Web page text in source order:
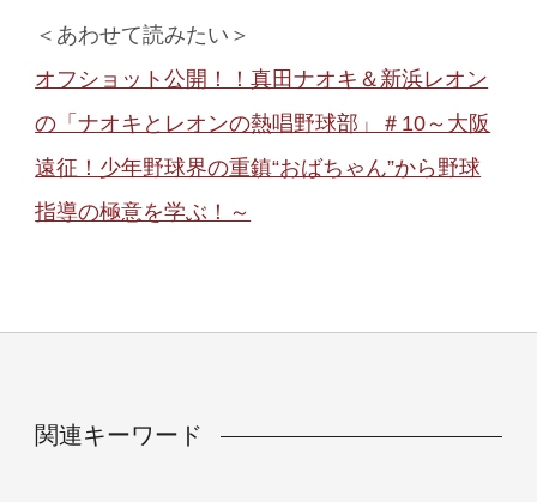
＜あわせて読みたい＞
オフショット公開！！真田ナオキ＆新浜レオン
の「ナオキとレオンの熱唱野球部」＃10～大阪
遠征！少年野球界の重鎮“おばちゃん”から野球
指導の極意を学ぶ！～
関連キーワード